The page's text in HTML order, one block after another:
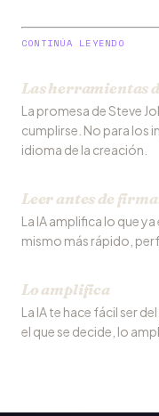
CONTINÚA LEYENDO
Las herramientas
La promesa de Steve
cumplirse. No para los
idioma de la creación.
Leer antes de
La IA amplifica lo que
mismo más rápido,
Lo amplifica
La IA te hace fácil ser
el que se decide, lo